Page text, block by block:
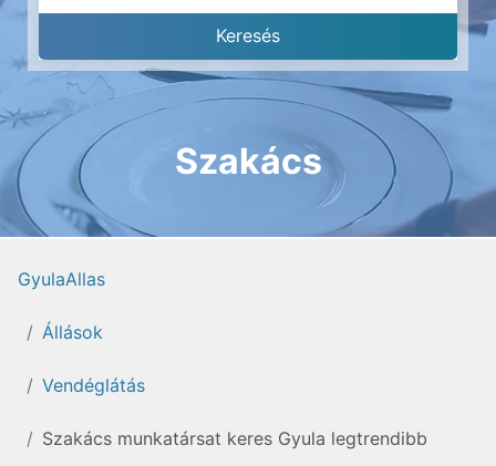
Szakács
GyulaAllas
Állások
Vendéglátás
Szakács munkatársat keres Gyula legtrendibb